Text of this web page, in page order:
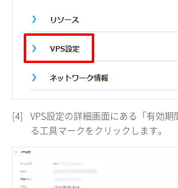
[4]
VPS設定の詳細画面にある「有効
る工具マークをクリックします。